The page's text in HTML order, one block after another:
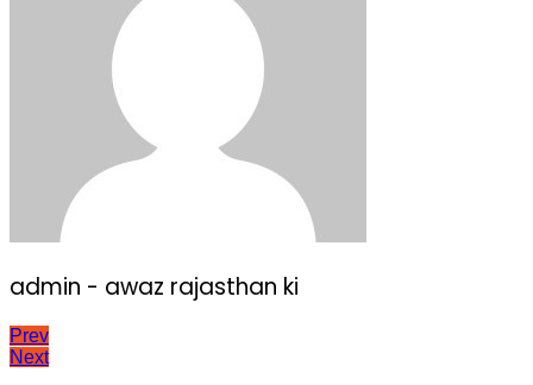
admin - awaz rajasthan ki
Post
Prev
Next